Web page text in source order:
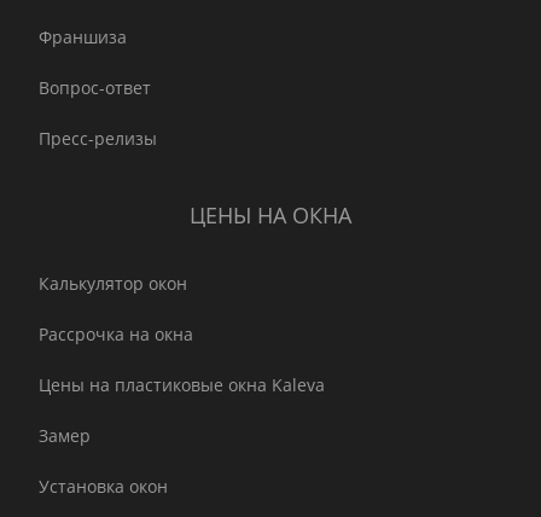
Франшиза
Вопрос-ответ
Пресс-релизы
ЦЕНЫ НА ОКНА
Калькулятор окон
Рассрочка на окна
Цены на пластиковые окна Kaleva
Замер
Установка окон